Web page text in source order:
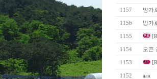
1157 방가
1156 방가
1155
1154 오픈
1153
1152 aaa